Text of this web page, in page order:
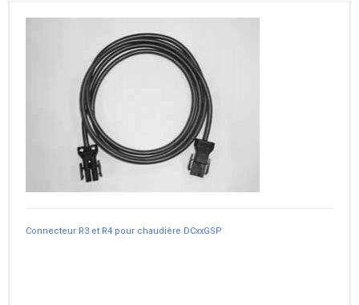
Connecteur R3 et R4 pour chaudière DCxxGSP